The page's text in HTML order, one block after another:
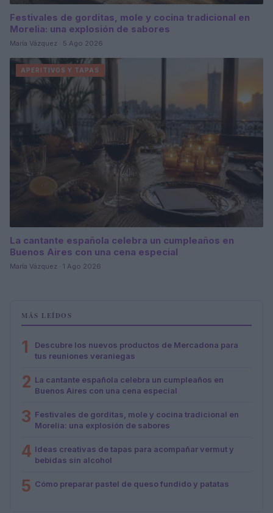
Festivales de gorditas, mole y cocina tradicional en
Morelia: una explosión de sabores
María Vázquez · 5 Ago 2026
APERITIVOS Y TAPAS
La cantante española celebra un cumpleaños en
Buenos Aires con una cena especial
María Vázquez · 1 Ago 2026
MÁS LEÍDOS
1
Descubre los nuevos productos de Mercadona para
tus reuniones veraniegas
2 La cantante española celebra un cumpleaños en
Buenos Aires con una cena especial
3 Festivales de gorditas, mole y cocina tradicional en
Morelia: una explosión de sabores
4 Ideas creativas de tapas para acompañar vermut y
bebidas sin alcohol
5 Cómo preparar pastel de queso fundido y patatas